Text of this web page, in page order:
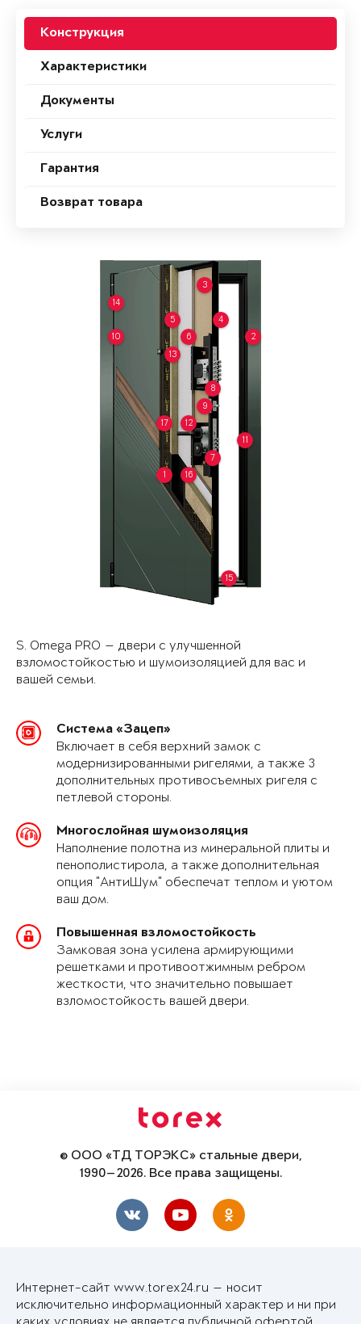
Конструкция
Характеристики
Документы
Услуги
Гарантия
Возврат товара
1
2
3
4
5
6
7
8
9
10
11
12
13
14
15
16
17
S. Omega PRO — двери с улучшенной
взломостойкостью и шумоизоляцией для вас и
вашей семьи.
Система «Зацеп»
Включает в себя верхний замок с
модернизированными ригелями, а также 3
дополнительных противосъемных ригеля с
петлевой стороны.
Многослойная шумоизоляция
Наполнение полотна из минеральной плиты и
пенополистирола, а также дополнительная
опция "АнтиШум" обеспечат теплом и уютом
ваш дом.
Повышенная взломостойкость
Замковая зона усилена армирующими
решетками и противоотжимным ребром
жесткости, что значительно повышает
взломостойкость вашей двери.
© ООО «ТД ТОРЭКС» стальные двери,
1990—2026. Все права защищены.
Интернет-сайт www.torex24.ru — носит
исключительно информационный характер и ни при